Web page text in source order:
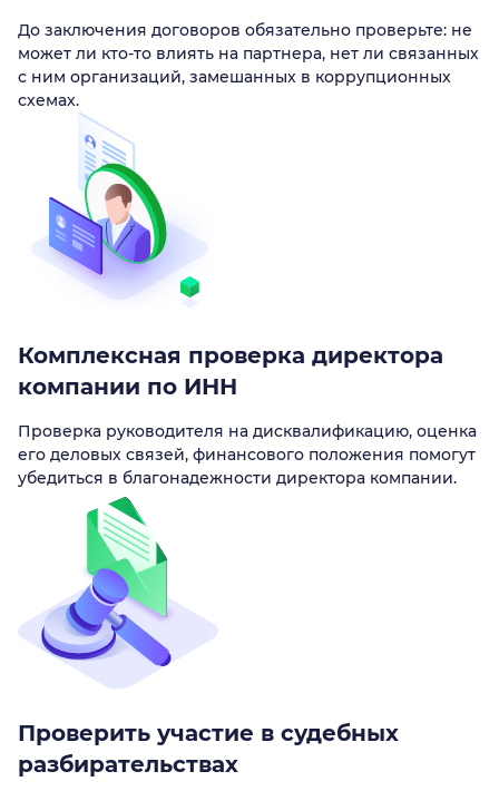
До заключения договоров обязательно проверьте: не
может ли кто-то влиять на партнера, нет ли связанных
с ним организаций, замешанных в коррупционных
схемах.
Комплексная проверка директора
компании по ИНН
Проверка руководителя на дисквалификацию, оценка
его деловых связей, финансового положения помогут
убедиться в благонадежности директора компании.
Проверить участие в судебных
разбирательствах